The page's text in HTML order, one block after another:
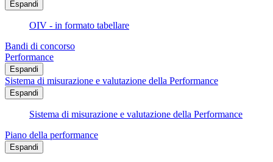
Espandi
OIV - in formato tabellare
Bandi di concorso
Performance
Espandi
Sistema di misurazione e valutazione della Performance
Espandi
Sistema di misurazione e valutazione della Performance
Piano della performance
Espandi